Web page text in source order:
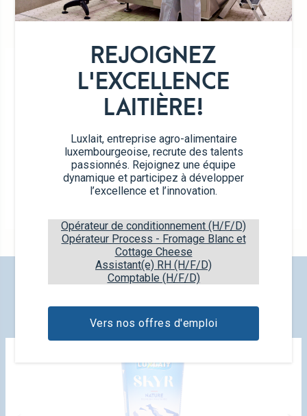
REJOIGNEZ
L'EXCELLENCE
LAITIÈRE!
Luxlait, entreprise agro-alimentaire
luxembourgeoise, recrute des talents
passionnés. Rejoignez une équipe
dynamique et participez à développer
l’excellence et l’innovation.
Opérateur de conditionnement (H/F/D)
Opérateur Process - Fromage Blanc et
Cottage Cheese
Assistant(e) RH (H/F/D)
Comptable (H/F/D)
Vers nos offres d'emploi
DÉTAIL DE LA GAMME
Cuisine avoine
200ml
DÉCOUVREZ NOS NOUVEAUX